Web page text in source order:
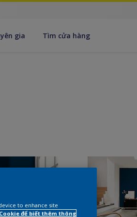
gia Tìm cửa hàng
to enhance site
để biết thêm thông